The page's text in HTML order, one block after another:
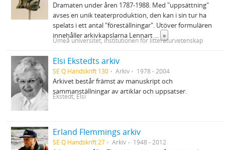
Dramaten under åren 1787-1988. Med "uppsättning"
avses en unik teaterproduktion, den kan i sin tur ha
spelats i ett antal "föreställningar". Utöver formulären
innehåller arkivkapslarna Lennart ... »
Umeå universitet, institutionen för litteraturvetenskap
Elsi Ekstedts arkiv
SE Q Handskrift 130 Arkiv 1978 - 2004
Arkivet består främst av manuskript och
sammanställningar av artiklar och uppsatser.
Ekstedt, Elsi
Erland Flemmings arkiv
SE Q Handskrift 27 Arkiv 1948 - 2012